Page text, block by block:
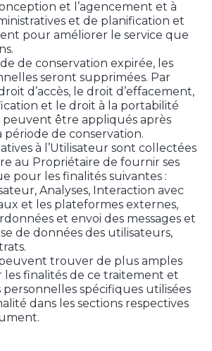
et l’agencement et à
et de planification et
pour améliorer le service que
de conservation expirée, les
seront supprimées. Par
d’accès, le droit d’effacement,
et le droit à la portabilité
peuvent être appliqués après
période de conservation.
à l’Utilisateur sont collectées
au Propriétaire de fournir ses
pour les finalités suivantes :
Analyses, Interaction avec
et les plateformes externes,
et envoi des messages et
de données des utilisateurs,
trouver de plus amples
les finalités de ce traitement et
personnelles spécifiques utilisées
dans les sections respectives